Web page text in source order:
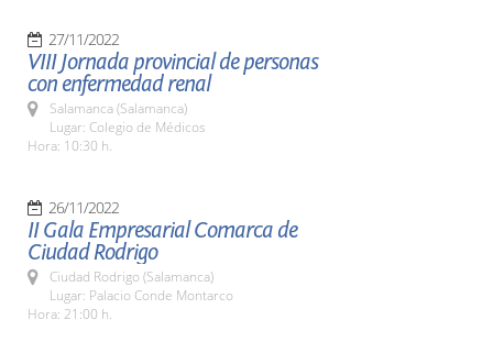
27/11/2022
VIII Jornada provincial de personas
con enfermedad renal
Salamanca (Salamanca)
Lugar: Colegio de Médicos
Hora: 10:30 h.
26/11/2022
II Gala Empresarial Comarca de
Ciudad Rodrigo
Ciudad Rodrigo (Salamanca)
Lugar: Palacio Conde Montarco
Hora: 21:00 h.